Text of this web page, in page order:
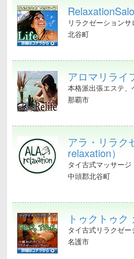
リラクゼーション
北谷町
アロマリライ
本格派出張エステ
那覇市
アラ・リラク
relaxation）
タイ古式マッサージ
中頭郡北谷町
トゥクトゥク
タイ古式リラクゼ
名護市